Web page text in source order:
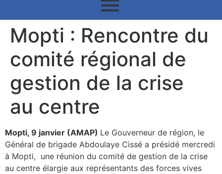
Mopti : Rencontre du
comité régional de
gestion de la crise
au centre
Mopti, 9 janvier (AMAP) Le Gouverneur de région, le
Général de brigade Abdoulaye Cissé a présidé mercredi
à Mopti, une réunion du comité de gestion de la crise
au centre élargie aux représentants des forces vives